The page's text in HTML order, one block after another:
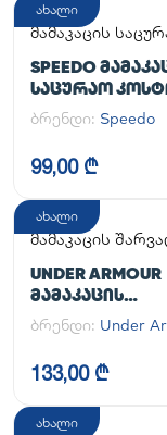
ახალი
მამაკაცის
SPEEDO
ᲡᲐᲪᲣᲠᲐᲝ
ბრენდი: Speedo
99,00 ₾
ახალი
მამაკაცის
UNDER ARMOUR
ᲛᲐᲛᲐᲙᲐᲪᲘᲡ
ᲡᲞᲝᲠᲢᲣᲚᲘ
UA CG ARMOUR
LEGGINGS
ბრენდი: Under
133,00 ₾
ახალი